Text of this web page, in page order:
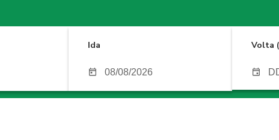
Ida Volta